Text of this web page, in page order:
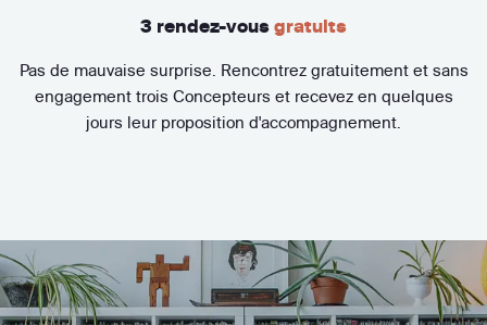
3 rendez-vous gratuits
Pas de mauvaise surprise. Rencontrez gratuitement et sans
engagement trois Concepteurs et recevez en quelques
jours leur proposition d'accompagnement.